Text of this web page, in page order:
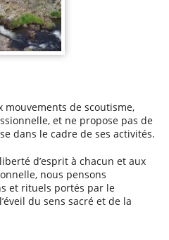
de scoutisme,
et ne propose pas de
dans le cadre de ses activités.
d’esprit à chacun et aux
nous pensons
et rituels portés par le
du sens sacré et de la